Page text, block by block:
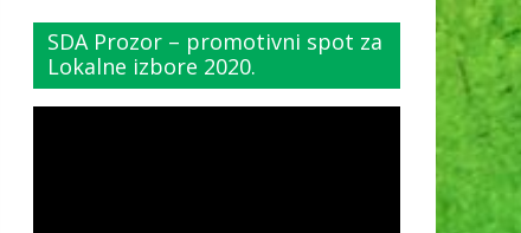
SDA Prozor – promotivni spot za
Lokalne izbore 2020.